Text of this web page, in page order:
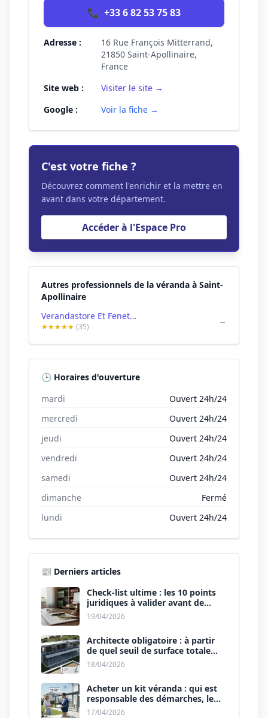
📞 +33 6 82 53 75 83
Adresse :
16 Rue François Mitterrand,
21850 Saint-Apollinaire,
France
Site web :
Visiter le site →
Google :
Voir la fiche →
C'est votre fiche ?
Découvrez comment l'enrichir et la mettre en
avant dans votre département.
Accéder à l'Espace Pro
Autres professionnels de la véranda à Saint-
Apollinaire
Verandastore Et Fenetre 21
★★★★★ (35)
→
🕒 Horaires d'ouverture
mardi
Ouvert 24h/24
mercredi
Ouvert 24h/24
jeudi
Ouvert 24h/24
vendredi
Ouvert 24h/24
samedi
Ouvert 24h/24
dimanche
Fermé
lundi
Ouvert 24h/24
📰 Derniers articles
Check-list ultime : les 10 points
juridiques à valider avant de
signer le devis.
19/04/2026
Architecte obligatoire : à partir
de quel seuil de surface totale
(Maison + Véranda) ?
18/04/2026
Acheter un kit véranda : qui est
responsable des démarches, le
vendeur ou vous ?
17/04/2026